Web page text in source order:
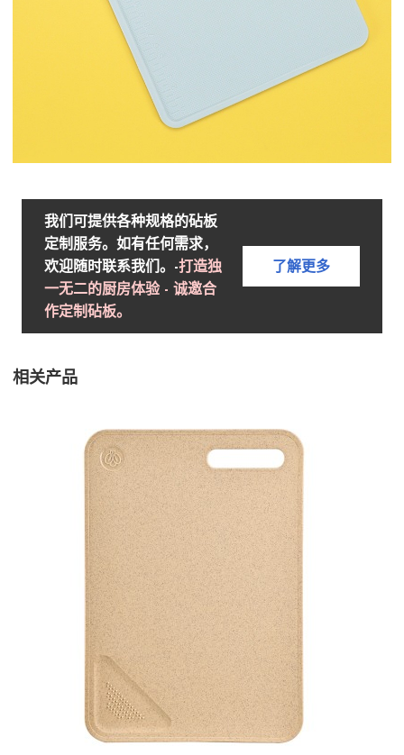
我们可提供各种规格的砧板
定制服务。如有任何需求，
欢迎随时联系我们。-打造独
一无二的厨房体验 - 诚邀合
作定制砧板。
了解更多
相关产品